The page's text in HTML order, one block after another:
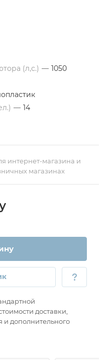
(л,с.) — 1050
— 14
интернет-магазина и
магазинах
доставки,
дополнительного